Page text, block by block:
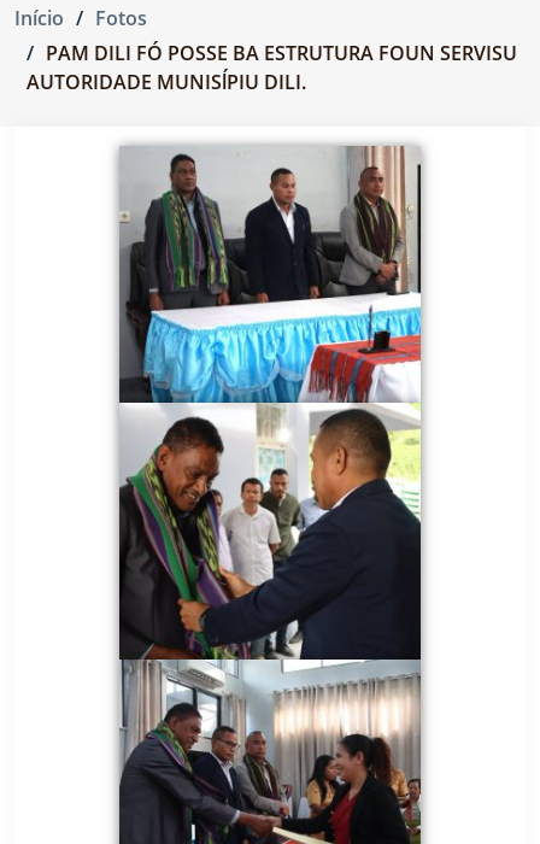
Início
Fotos
PAM DILI FÓ POSSE BA ESTRUTURA FOUN SERVISU
AUTORIDADE MUNISĺPIU DILI.